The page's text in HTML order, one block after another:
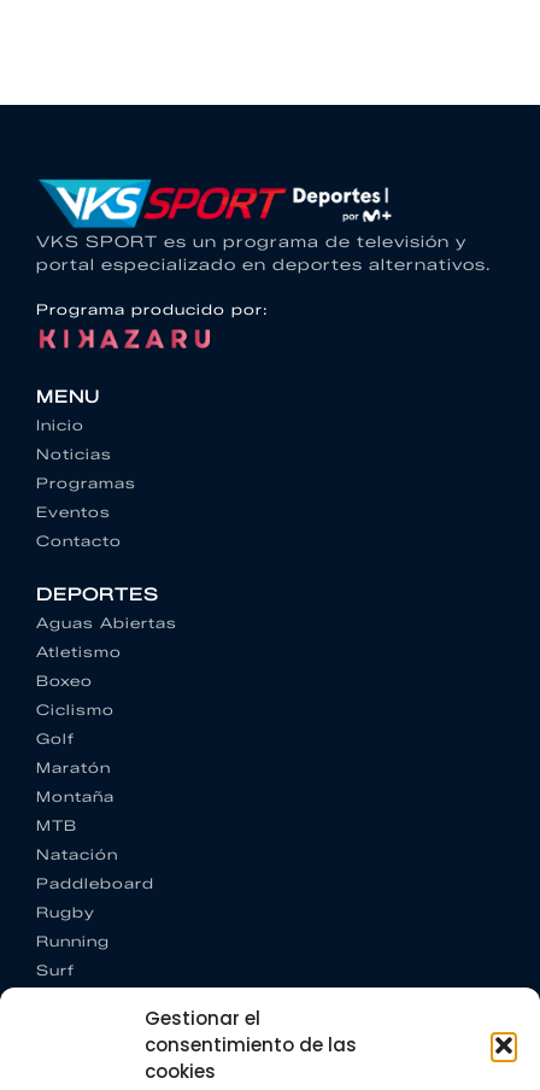
Gestionar el
consentimiento de las
cookies
VKS SPORT es un programa de televisión y
portal especializado en deportes alternativos.
Programa producido por:
MENU
Inicio
Noticias
Programas
Eventos
Contacto
DEPORTES
Aguas Abiertas
Atletismo
Boxeo
Ciclismo
Golf
Maratón
Montaña
MTB
Natación
Paddleboard
Rugby
Running
Surf
CONTACTO